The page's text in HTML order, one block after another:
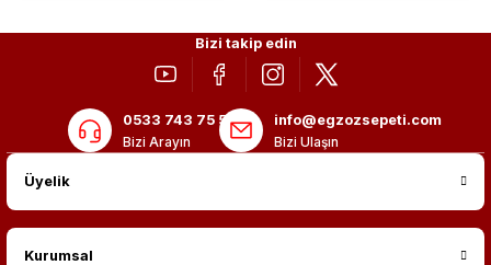
Bizi takip edin
0533 743 75 56
Bizi Arayın
info@egzozsepeti.com
Bizi Ulaşın
Üyelik
Kurumsal